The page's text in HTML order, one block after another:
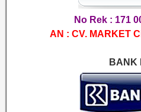
No Rek : 171
AN : CV. MARKET
BANK